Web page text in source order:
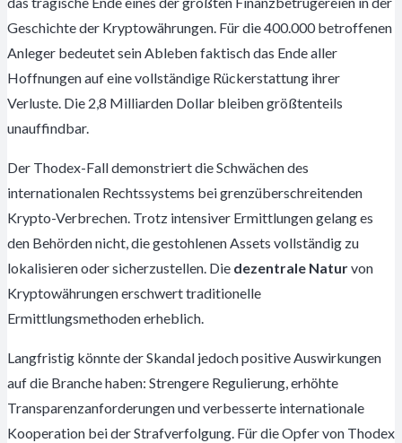
Geschichte der Kryptowährungen. Für die 400.000 betroffenen
Anleger bedeutet sein Ableben faktisch das Ende aller
Hoffnungen auf eine vollständige Rückerstattung ihrer
Verluste. Die 2,8 Milliarden Dollar bleiben größtenteils
unauffindbar.
Der Thodex-Fall demonstriert die Schwächen des
internationalen Rechtssystems bei grenzüberschreitenden
Krypto-Verbrechen. Trotz intensiver Ermittlungen gelang es
den Behörden nicht, die gestohlenen Assets vollständig zu
lokalisieren oder sicherzustellen. Die dezentrale Naturvon
Kryptowährungen erschwert traditionelle
Ermittlungsmethoden erheblich.
Langfristig könnte der Skandal jedoch positive Auswirkungen
auf die Branche haben: Strengere Regulierung, erhöhte
Transparenzanforderungen und verbesserte internationale
Kooperation bei der Strafverfolgung. Für die Opfer von Thodex